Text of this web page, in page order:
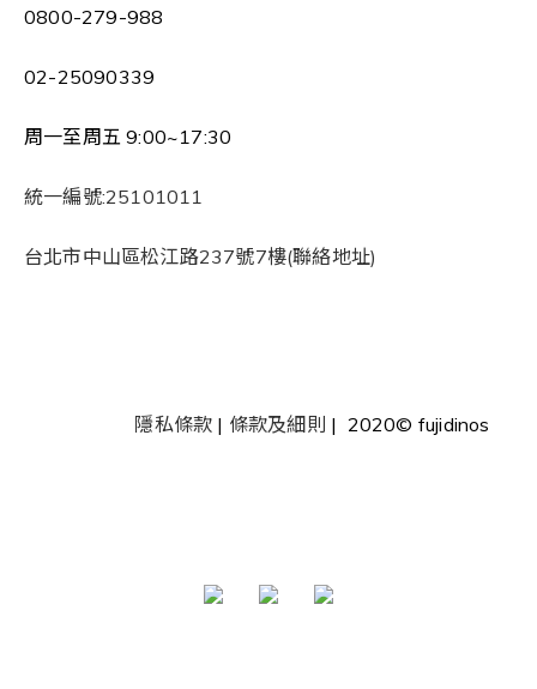
0800-279-988
02-25090339
周一至周五 9:00~17:30
統一編號:25101011
台北市中山區松江路237號7樓(聯絡地址)
隱私條款 | 條款及細則 | 2020© fujidinos